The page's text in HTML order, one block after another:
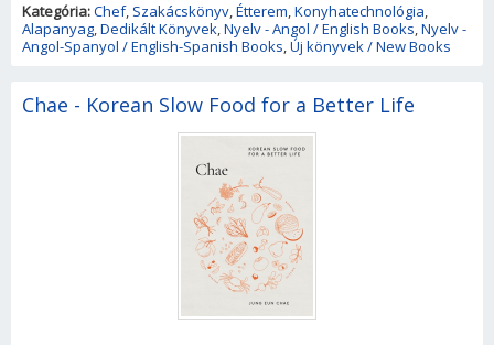
Kategória:Chef, Szakácskönyv,Étterem,Konyhatechnológia,
Alapanyag,Dedikált Könyvek,Nyelv - Angol / English Books,Nyelv -
Angol-Spanyol / English-Spanish Books,Új könyvek / New Books
Chae - Korean Slow Food for a Better Life